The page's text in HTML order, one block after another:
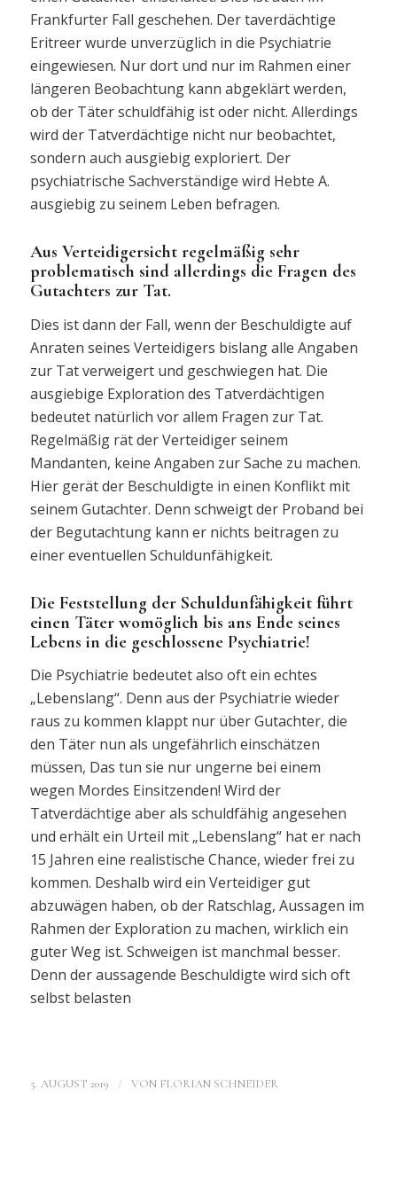
Frankfurter Fall geschehen. Der taverdächtige
Eritreer wurde unverzüglich in die Psychiatrie
eingewiesen. Nur dort und nur im Rahmen einer
längeren Beobachtung kann abgeklärt werden,
ob der Täter schuldfähig ist oder nicht. Allerdings
wird der Tatverdächtige nicht nur beobachtet,
sondern auch ausgiebig exploriert. Der
psychiatrische Sachverständige wird Hebte A.
ausgiebig zu seinem Leben befragen.
Aus Verteidigersicht regelmäßig sehr
problematisch sind allerdings die Fragen des
Gutachters zur Tat.
Dies ist dann der Fall, wenn der Beschuldigte auf
Anraten seines Verteidigers bislang alle Angaben
zur Tat verweigert und geschwiegen hat. Die
ausgiebige Exploration des Tatverdächtigen
bedeutet natürlich vor allem Fragen zur Tat.
Regelmäßig rät der Verteidiger seinem
Mandanten, keine Angaben zur Sache zu machen.
Hier gerät der Beschuldigte in einen Konflikt mit
seinem Gutachter. Denn schweigt der Proband bei
der Begutachtung kann er nichts beitragen zu
einer eventuellen Schuldunfähigkeit.
Die Feststellung der Schuldunfähigkeit führt
einen Täter womöglich bis ans Ende seines
Lebens in die geschlossene Psychiatrie!
Die Psychiatrie bedeutet also oft ein echtes
„Lebenslang“. Denn aus der Psychiatrie wieder
raus zu kommen klappt nur über Gutachter, die
den Täter nun als ungefährlich einschätzen
müssen, Das tun sie nur ungerne bei einem
wegen Mordes Einsitzenden! Wird der
Tatverdächtige aber als schuldfähig angesehen
und erhält ein Urteil mit „Lebenslang“ hat er nach
15 Jahren eine realistische Chance, wieder frei zu
kommen. Deshalb wird ein Verteidiger gut
abzuwägen haben, ob der Ratschlag, Aussagen im
Rahmen der Exploration zu machen, wirklich ein
guter Weg ist. Schweigen ist manchmal besser.
Denn der aussagende Beschuldigte wird sich oft
selbst belasten
5. AUGUST 2019 / VON FLORIAN SCHNEIDER